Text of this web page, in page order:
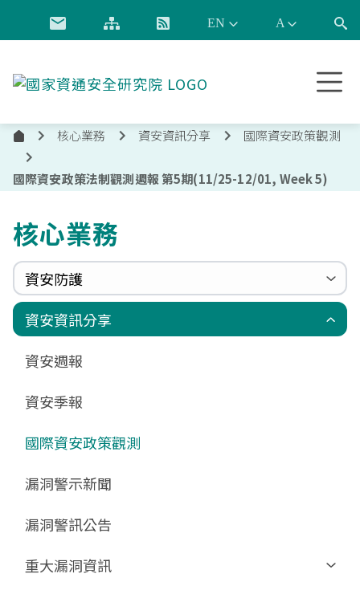
跳到主要內容
通
全
研
首
核心業務 資安資訊分享 國際資安政策觀測
國際資安政策法制觀測週報 第5期(11/25-12/01, Week 5)
核心業務
資安防護
政府組態基準(GCB)
更新消息
GCB說明文件
GCB部署資源
GCB終止支援
資通安全弱點通報機制(VANS)
申請作業表單
數位影片教材
FAQ
端點偵測及應變機制(EDR)
相關文件與表單
零信任架構(ZTA)
相關文件與表單
驗證進度
國家資安聯防監控中心(N-SOC)
國家資安通報應變中心(N-CERT)
資安資訊分享
資安週報
資安季報
國際資安政策觀測
漏洞警示新聞
漏洞警訊公告
重大漏洞資訊